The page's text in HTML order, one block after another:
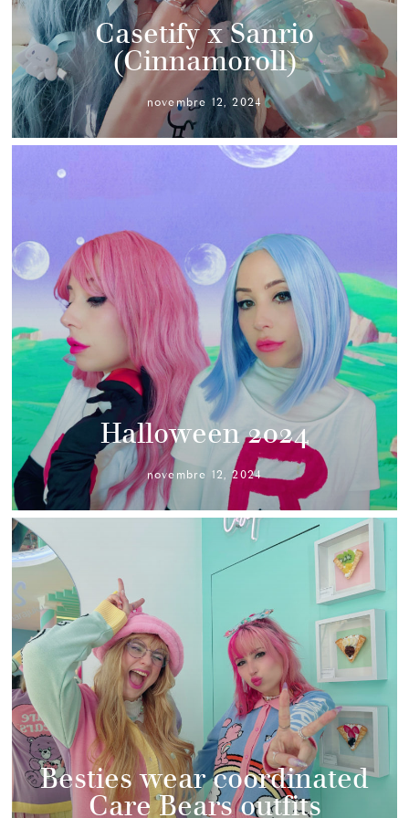
Casetify x Sanrio
(Cinnamoroll)
novembre 12, 2024
Halloween 2024
novembre 12, 2024
Besties wear coordinated
Care Bears outfits